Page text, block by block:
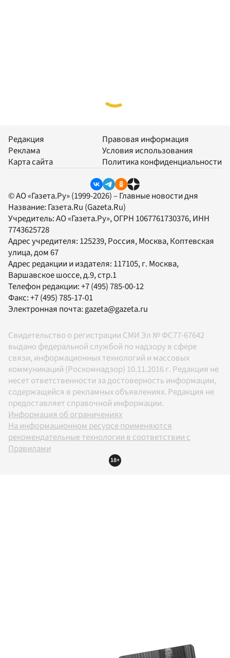
Редакция
Реклама
Карта сайта
Правовая информация
Условия использования
Политика конфиденциальности
© АО «Газета.Ру» (1999-2026) – Главные новости дня
Название: Газета.Ru (Gazeta.Ru)
Учредитель:АО «Газета.Ру», ОГРН 1067761730376, ИНН
7743625728
Адрес учредителя: 125239, Россия, Москва, Коптевская
улица, дом 67
Адрес редакции и издателя: 117105, г. Москва,
Варшавское шоссе, д.9, стр.1
Телефон редакции:+7 (495) 785-00-12
Факс:+7 (495) 785-17-01
Электронная почта:gazeta@gazeta.ru
Свидетельство о регистрации СМИ Эл № ФС77-67642
выдано федеральной службой по надзору в сфере
связи, информационных технологий и массовых
коммуникаций (Роскомнадзор) 10.11.2016 г. Редакция не
несет ответственности за достоверность информации,
содержащейся в рекламных объявлениях. Редакция не
предоставляет справочной информации.
Информация об ограничениях
На информационном ресурсе применяются
рекомендательные технологии в соответствии с
Правилами
18+